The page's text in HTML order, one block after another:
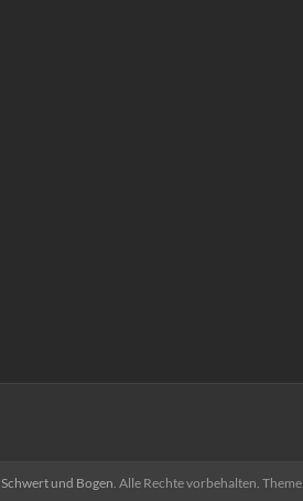
Schwert und Bogen. Alle Rechte vorbehalten. Theme